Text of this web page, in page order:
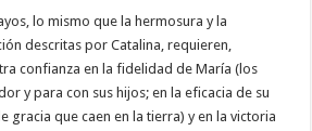
lo mismo que la hermosura y la
descritas por Catalina, requieren,
confianza en la fidelidad de María (los
y para con sus hijos; en la eficacia de su
gracia que caen en la tierra) y en la victoria